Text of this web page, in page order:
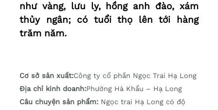
như vàng, lưu ly, hồng anh đào, xám
thủy ngân; có tuổi thọ lên tới hàng
trăm năm.
Cơ sở sản xuất:Công ty cổ phần Ngọc Trai Hạ Long
Địa chỉ kinh doanh:Phường Hà Khẩu – Hạ Long
Câu chuyện sản phẩm: Ngọc trai Hạ Long có độ